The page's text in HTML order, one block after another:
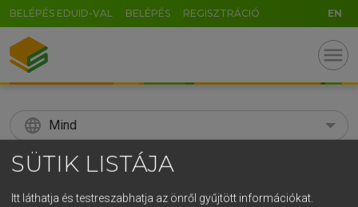
BELÉPÉS EDUID-VAL BELÉPÉS REGISZTRÁCIÓ EN
menu
language Mind
search
KERESÉS
SÜTIK LISTÁJA
Itt láthatja és testreszabhatja az önről gyűjtött információkat.
GR